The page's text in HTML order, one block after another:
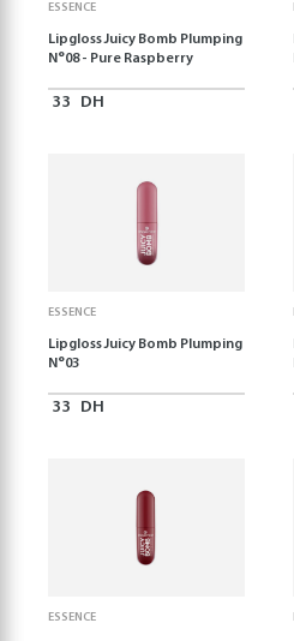
ESSENCE
Lipgloss Juicy Bomb Plumping
N°08 - Pure Raspberry
33 DH
ESSENCE
Lipgloss Juicy Bomb Plumping
N°03
33 DH
ESSENCE